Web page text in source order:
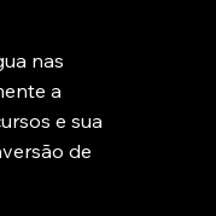
nas
a
e sua
de